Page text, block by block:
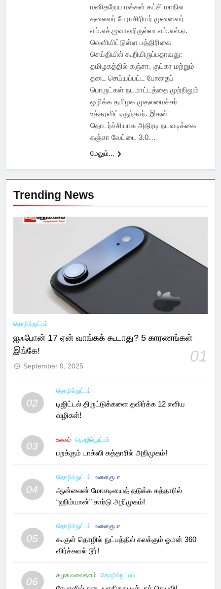
மனிதநேய மக்கள் கட்சி மாநில
தலைவர் பேராசிரியர் முனைவர்
எம்.எச்.ஜவாஹிருல்லா எம்.எல்.ஏ.
வெளியிட்டுள்ள பத்திரிகை
செய்தியில் கூறியிருப்பதாவது:
தமிழகத்தில் கஞ்சா, குட்கா மற்றும்
தடை செய்யப்பட்ட போதைப்
பொருட்கள் நடமாட்டத்தை முற்றிலும்
ஒழிக்க தமிழக முதலமைச்சர்
உத்தரவிட்டிருந்தார். இதன்
தொடர்ச்சியாக அதிரடி நடவடிக்கை
கஞ்சா வேட்டை 3.0…
மேலும்...
Trending News
தொழில்நுட்பம்
ஐஃபோன் 17 ஏன் வாங்கக் கூடாது? 5 காரணங்கள்
இங்கே!
01
September 9, 2025
02
தொழில்நுட்பம்
டிஜிட்டல் திருட்டுக்களை தவிர்க்க 12 எளிய
வழிகள்!
03
உலகம் தொழில்நுட்பம்
பறக்கும் டாக்ஸி கத்தாரில் அறிமுகம்!
04
தொழில்நுட்பம் வளைகுடா
ஆன்லைன் மோசடியைத் தடுக்க கத்தாரில்
“ஹிம்யான்” கார்டு அறிமுகம்!
05
தொழில்நுட்பம் வளைகுடா
கூகுள் தொழில் நுட்பத்தில் கலக்கும் ஓமன் 360
விர்ச்சுவல் டூர்!
06
சமூக வலைதளம் தொழில்நுட்பம்